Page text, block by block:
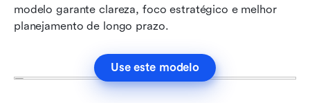
modelo garante clareza, foco estratégico e melhor
planejamento de longo prazo.
Use este modelo